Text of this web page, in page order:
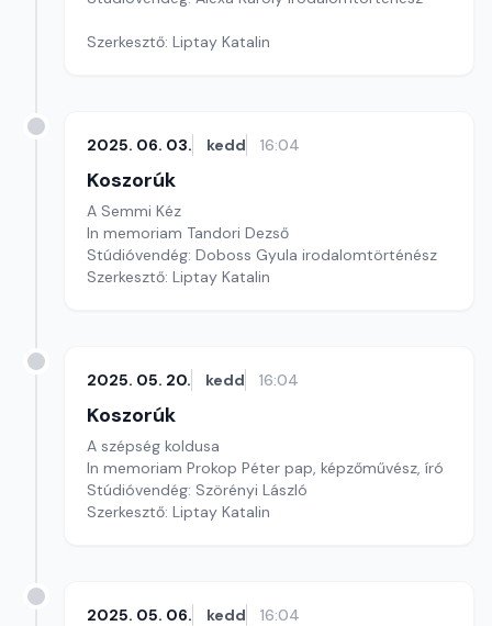
Szerkesztő: Liptay Katalin
2025. 06. 03. kedd 16:04
Koszorúk
A Semmi Kéz
In memoriam Tandori Dezső
Stúdióvendég: Doboss Gyula irodalomtörténész
Szerkesztő: Liptay Katalin
2025. 05. 20. kedd 16:04
Koszorúk
A szépség koldusa
In memoriam Prokop Péter pap, képzőművész, író
Stúdióvendég: Szörényi László
Szerkesztő: Liptay Katalin
2025. 05. 06. kedd 16:04